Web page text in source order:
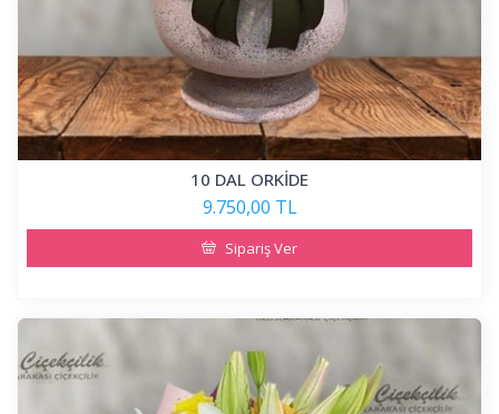
10 DAL ORKİDE
9.750,00 TL
Sipariş Ver